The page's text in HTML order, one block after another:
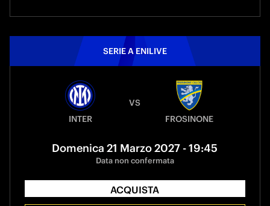
SERIE A ENILIVE
INTER
VS
FROSINONE
Domenica 21 Marzo 2027 - 19:45
Data non confermata
ACQUISTA